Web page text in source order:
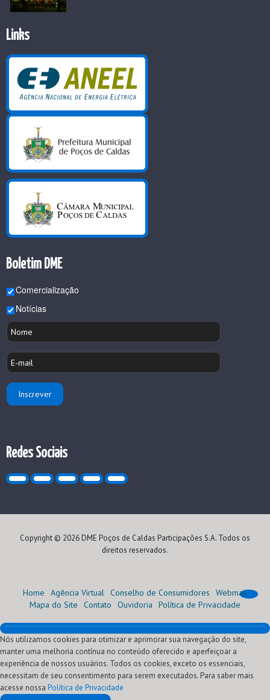
Links
Boletim DME
Comercialização
Notícias
Redes Sociais
Copyright © 2026 DME Poços de Caldas Participações S.A. Todos os
direitos reservados.
Home Agência Virtual Conselho de Consumidores
Webmail
Mapa do Site
Contato Ouvidoria Política de Privacidade
Home
Institucional
Quem Somos
Nossa História
Visão, Missão e Valores
Atendimento
Agência Virtual (Serviços)
Segunda via
Conheça sua conta
Oportunidades
Programa de Estágio
Comercialização
Nós utilizamos cookies para otimizar e aprimorar sua navegação do site,
manter uma melhoria contínua no conteúdo oferecido e aperfeiçoar a
experiência de nossos usuários. Todos os cookies, exceto os essenciais,
necessitam de seu consentimento para serem executados. Para saber mais
acesse nossa Política de Privacidade